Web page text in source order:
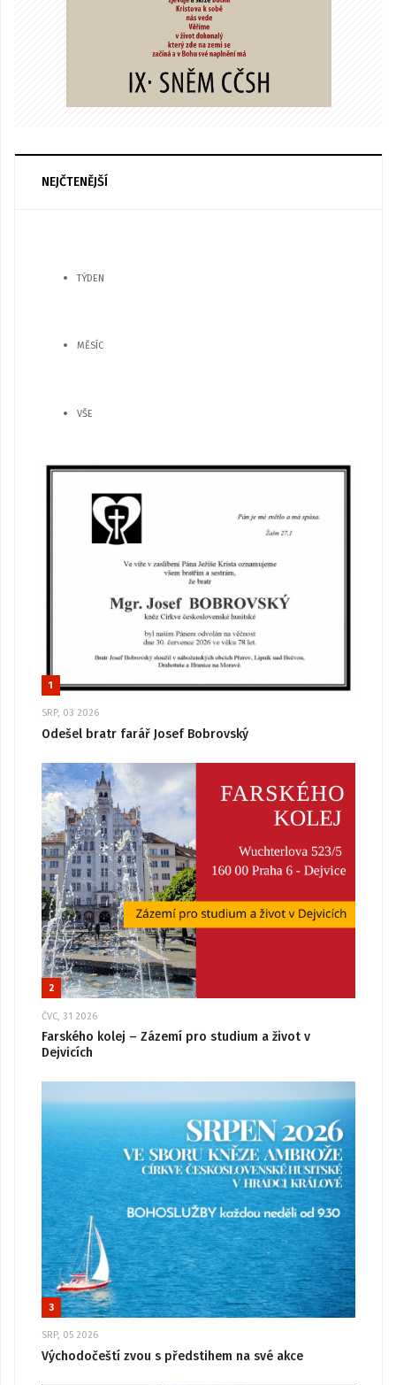
NEJČTENĚJŠÍ
TÝDEN
MĚSÍC
VŠE
1
SRP, 03 2026
Odešel bratr farář Josef Bobrovský
2
ČVC, 31 2026
Farského kolej – Zázemí pro studium a život v
Dejvicích
3
SRP, 05 2026
Východočeští zvou s předstihem na své akce